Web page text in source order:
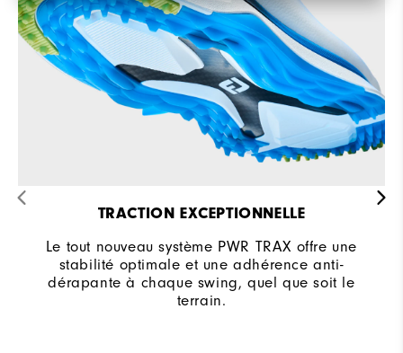
TRACTION EXCEPTIONNELLE
Le tout nouveau système PWR TRAX offre une
stabilité optimale et une adhérence anti-
dérapante à chaque swing, quel que soit le
terrain.